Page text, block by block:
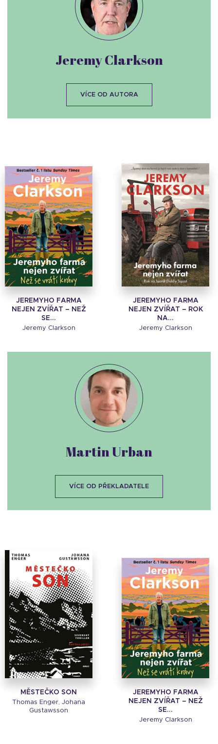
JEREMYHO FARMA
NEJEN ZVÍŘAT – NEŽ
SE...
Jeremy Clarkson
JEREMYHO FARMA
NEJEN ZVÍŘAT – ROK
NA...
Jeremy Clarkson
Jeremy Clarkson
VÍCE OD AUTORA
MĚSTEČKO SON
Thomas Enger, Johana
Gustawsson
JEREMYHO FARMA
NEJEN ZVÍŘAT – NEŽ
SE...
Jeremy Clarkson
Martin Urban
VÍCE OD PŘEKLADATELE